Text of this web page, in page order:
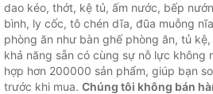
dao kéo, thớt, kệ tủ, ấm nước, bếp
bình, ly cốc, tô chén dĩa, đũa muỗng
phòng ăn như bàn ghế phòng ăn, tủ
khả năng sẵn có cùng sự nỗ lực không
hợp hơn 200000 sản phẩm, giúp bạn
trước khi mua. Chúng tôi không bán